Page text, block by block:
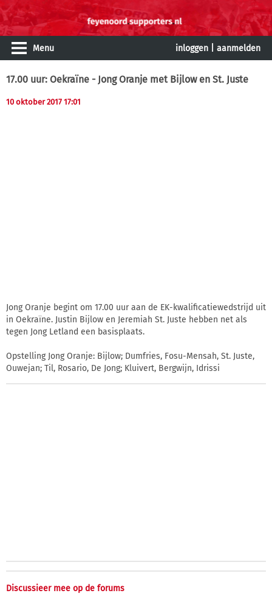
Menu inloggen aanmelden
17.00 uur: Oekraïne - Jong Oranje met Bijlow en St. Juste
10 oktober 2017 17:01
Jong Oranje begint om 17.00 uur aan de EK-kwalificatiewedstrijd uit
in Oekraïne. Justin Bijlow en Jeremiah St. Juste hebben net als
tegen Jong Letland een basisplaats.
Opstelling Jong Oranje: Bijlow; Dumfries, Fosu-Mensah, St. Juste,
Ouwejan; Til, Rosario, De Jong; Kluivert, Bergwijn, Idrissi
Discussieer mee op de forums